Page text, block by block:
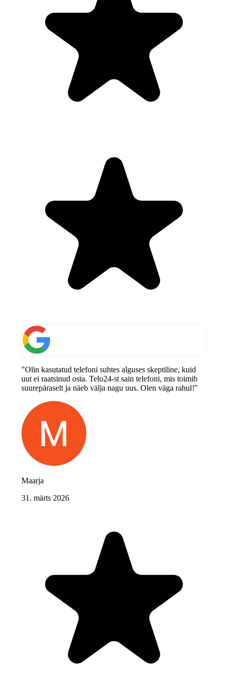
"Olin kasutatud telefoni suhtes alguses skeptiline, kuid
uut ei raatsinud osta. Telo24-st sain telefoni, mis toimib
suurepäraselt ja näeb välja nagu uus. Olen väga rahul!"
Maarja
31. märts 2026